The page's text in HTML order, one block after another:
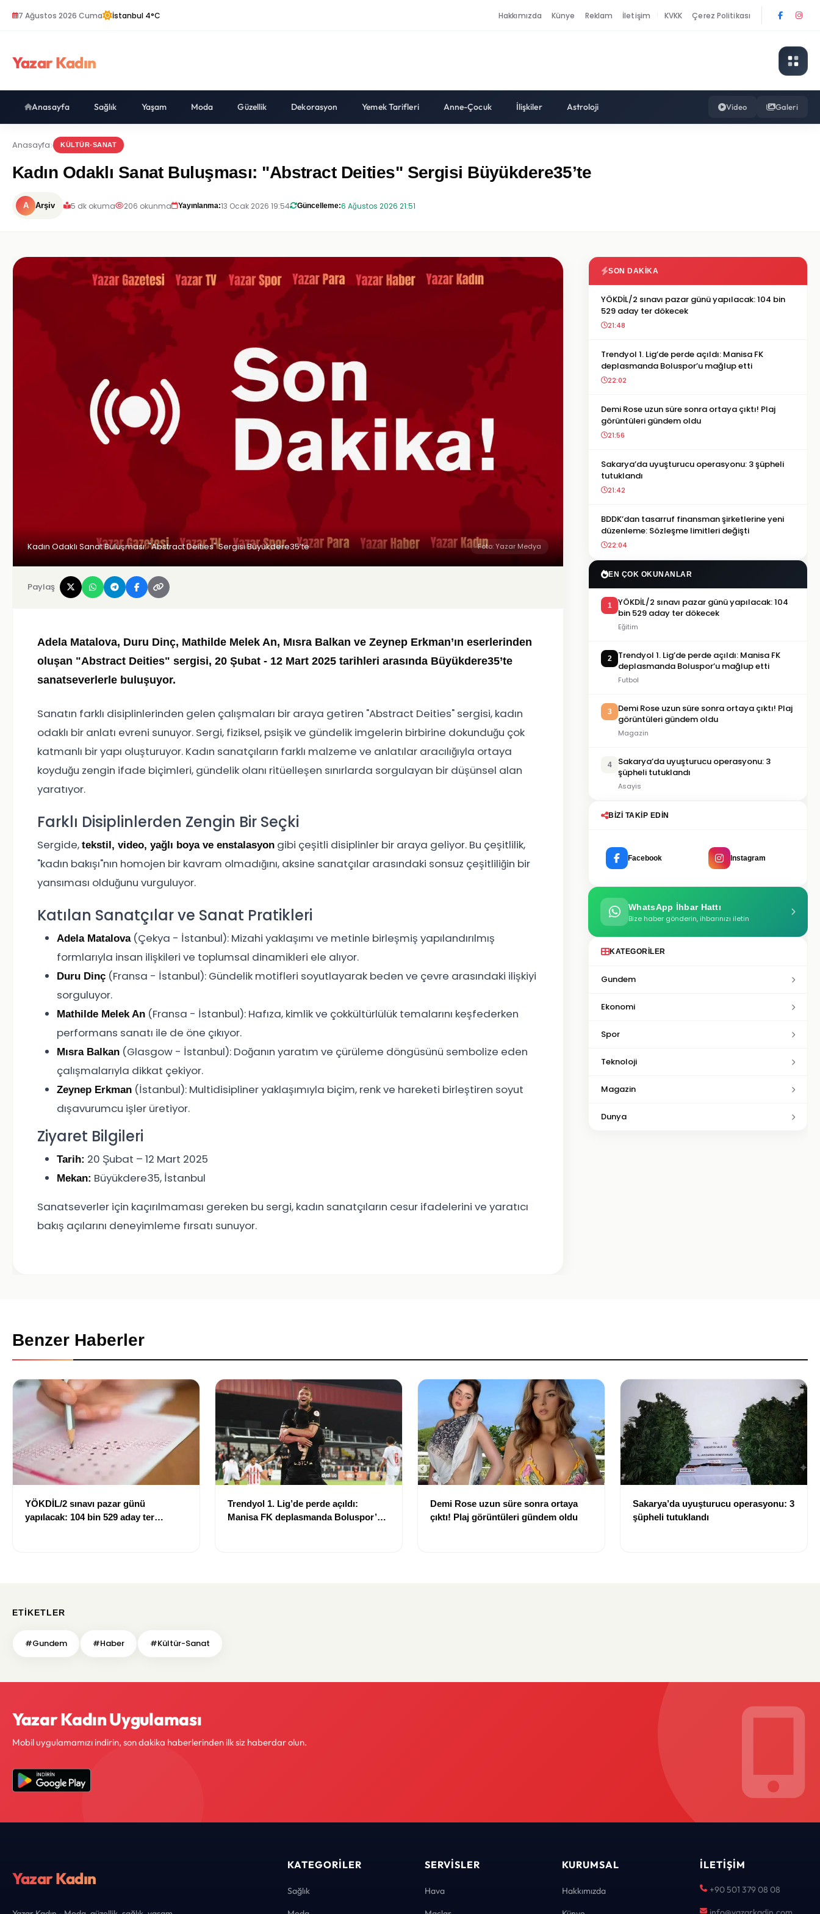
7 Ağustos 2026 Cuma İstanbul 4°C Hakkımızda Künye Reklam İletişim KVKK Çerez Politikası
Yazar Kadın
Anasayfa Sağlık Yaşam Moda Güzellik Dekorasyon Yemek Tarifleri Anne-Çocuk İlişkiler Astroloji Video Galeri
Anasayfa KÜLTÜR-SANAT
Kadın Odaklı Sanat Buluşması: "Abstract Deities" Sergisi Büyükdere35’te
A Arşiv 5 dk okuma 206 okunma Yayınlanma:13 Ocak 2026 19:54 Güncelleme:6 Ağustos 2026 21:51
Kadın Odaklı Sanat Buluşması: "Abstract Deities" Sergisi Büyükdere35’te Foto: Yazar Medya
Paylaş
Adela Matalova, Duru Dinç, Mathilde Melek An, Mısra Balkan ve Zeynep Erkman’ın eserlerinden
oluşan "Abstract Deities" sergisi, 20 Şubat - 12 Mart 2025 tarihleri arasında Büyükdere35’te
sanatseverlerle buluşuyor.
Sanatın farklı disiplinlerinden gelen çalışmaları bir araya getiren "Abstract Deities" sergisi, kadın
odaklı bir anlatı evreni sunuyor. Sergi, fiziksel, psişik ve gündelik imgelerin birbirine dokunduğu çok
katmanlı bir yapı oluşturuyor. Kadın sanatçıların farklı malzeme ve anlatılar aracılığıyla ortaya
koyduğu zengin ifade biçimleri, gündelik olanı ritüelleşen sınırlarda sorgulayan bir düşünsel alan
yaratıyor.
Farklı Disiplinlerden Zengin Bir Seçki
Sergide, tekstil, video, yağlı boya ve enstalasyon gibi çeşitli disiplinler bir araya geliyor. Bu çeşitlilik,
"kadın bakışı"nın homojen bir kavram olmadığını, aksine sanatçılar arasındaki sonsuz çeşitliliğin bir
yansıması olduğunu vurguluyor.
Katılan Sanatçılar ve Sanat Pratikleri
Adela Matalova(Çekya - İstanbul): Mizahi yaklaşımı ve metinle birleşmiş yapılandırılmış
formlarıyla insan ilişkileri ve toplumsal dinamikleri ele alıyor.
Duru Dinç (Fransa - İstanbul): Gündelik motifleri soyutlayarak beden ve çevre arasındaki ilişkiyi
sorguluyor.
Mathilde Melek An (Fransa - İstanbul): Hafıza, kimlik ve çokkültürlülük temalarını keşfederken
performans sanatı ile de öne çıkıyor.
Mısra Balkan (Glasgow - İstanbul): Doğanın yaratım ve çürüleme döngüsünü sembolize eden
çalışmalarıyla dikkat çekiyor.
Zeynep Erkman (İstanbul): Multidisipliner yaklaşımıyla biçim, renk ve hareketi birleştiren soyut
dışavurumcu işler üretiyor.
Ziyaret Bilgileri
Tarih: 20 Şubat – 12 Mart 2025
Mekan: Büyükdere35, İstanbul
Sanatseverler için kaçırılmaması gereken bu sergi, kadın sanatçıların cesur ifadelerini ve yaratıcı
bakış açılarını deneyimleme fırsatı sunuyor.
SON DAKIKA
YÖKDİL/2 sınavı pazar günü yapılacak: 104 bin
529 aday ter dökecek
21:48
Trendyol 1. Lig’de perde açıldı: Manisa FK
deplasmanda Boluspor’u mağlup etti
22:02
Demi Rose uzun süre sonra ortaya çıktı! Plaj
görüntüleri gündem oldu
21:56
Sakarya’da uyuşturucu operasyonu: 3 şüpheli
tutuklandı
21:42
BDDK’dan tasarruf finansman şirketlerine yeni
düzenleme: Sözleşme limitleri değişti
22:04
EN ÇOK OKUNANLAR
1
YÖKDİL/2 sınavı pazar günü yapılacak: 104
bin 529 aday ter dökecek
Eğitim
2
Trendyol 1. Lig’de perde açıldı: Manisa FK
deplasmanda Boluspor’u mağlup etti
Futbol
3
Demi Rose uzun süre sonra ortaya çıktı! Plaj
görüntüleri gündem oldu
Magazin
4
Sakarya’da uyuşturucu operasyonu: 3
şüpheli tutuklandı
Asayis
BIZI TAKIP EDIN
Facebook Instagram
WhatsApp İhbar Hattı
Bize haber gönderin, ihbarınızı iletin
KATEGORILER
Gundem
Ekonomi
Spor
Teknoloji
Magazin
Dunya
Benzer Haberler
YÖKDİL/2 sınavı pazar günü
yapılacak: 104 bin 529 aday ter
Trendyol 1. Lig’de perde açıldı:
Manisa FK deplasmanda Boluspor’u
Demi Rose uzun süre sonra ortaya
çıktı! Plaj görüntüleri gündem oldu
Sakarya’da uyuşturucu operasyonu: 3
şüpheli tutuklandı
ETIKETLER
#Gundem #Haber #Kültür-Sanat
Yazar Kadın Uygulaması
Mobil uygulamamızı indirin, son dakika haberlerinden ilk siz haberdar olun.
Yazar Kadın
KATEGORILER
Sağlık
SERVISLER
Hava
KURUMSAL
Hakkımızda
İLETIŞIM
+90 501 379 08 08